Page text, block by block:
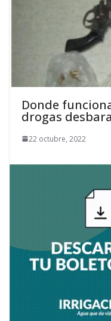
Donde
drogas
22 octubre, 2022